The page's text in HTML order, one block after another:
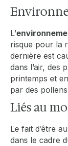
L’
risque pour la
dernière est
dans l’air, des
printemps et
par des
Liés au
Le fait d’être
dans le cadre